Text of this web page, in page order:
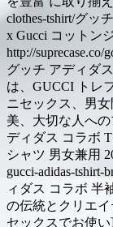
clothes-tshirt/グッ
x Gucci コットン
http://suprecase.co/
グッチ アディダ
は、GUCCI トレ
ニセックス、男
美、大切な人へ
ディダス コラボ
シャツ 男女兼用
gucci-adidas-
ィダス コラボ 半
の伝統とクリエ
セックスでお使